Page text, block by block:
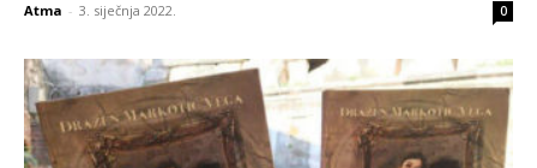
Atma - 3. siječnja 2022. 0